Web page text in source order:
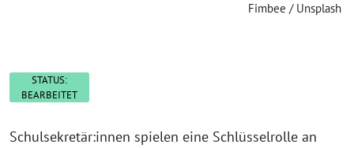
Fimbee / Unsplash
STATUS:
BEARBEITET
Schulsekretär:innen spielen eine Schlüsselrolle an